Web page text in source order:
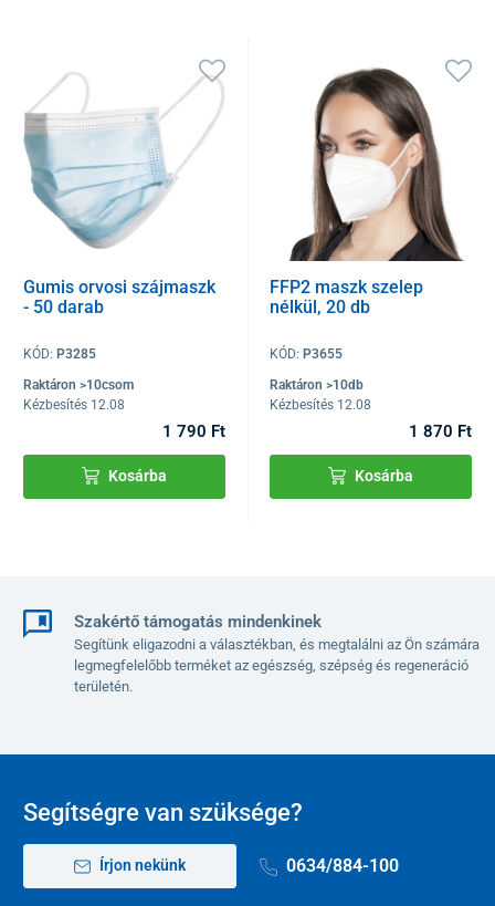
Gumis orvosi szájmaszk
- 50 darab
KÓD: P3285
Raktáron >10csom
Kézbesítés 12.08
1 790 Ft
Kosárba
FFP2 maszk szelep
nélkül, 20 db
KÓD: P3655
Raktáron >10db
Kézbesítés 12.08
1 870 Ft
Kosárba
Szakértő támogatás mindenkinek
Segítünk eligazodni a választékban, és megtalálni az Ön számára
legmegfelelőbb terméket az egészség, szépség és regeneráció
területén.
Segítségre van szüksége?
Írjon nekünk 0634/884-100